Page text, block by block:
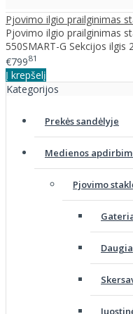
Pjovimo ilgio prailginimas
Pjovimo ilgio prailginimas
550SMART-G Sekcijos ilgis
€79981
Į krepšelį
Kategorijos
Prekės sandėlyje
Medienos
Pjovimo